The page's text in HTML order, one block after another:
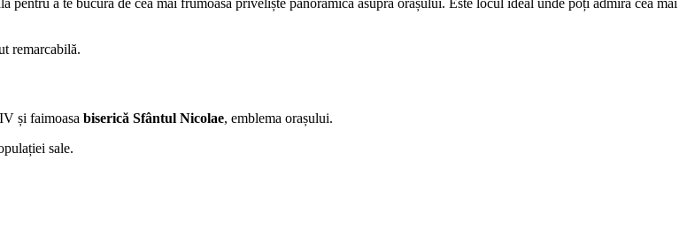
a te bucura de cea mai frumoasă priveliște panoramică asupra orașului. Este locul ideal unde poți admira cea mai
remarcabilă.
și faimoasa biserică Sfântul Nicolae, emblema orașului.
sale.